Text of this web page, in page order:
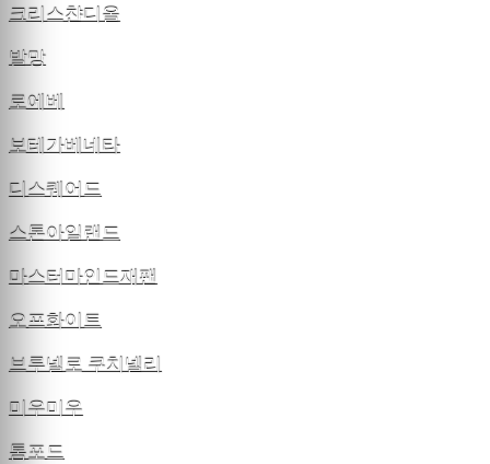
크리스챤디올
발망
로에베
보테가베네타
디스퀘어드
스톤아일랜드
마스터마인드재팬
오프화이트
브루넬로 쿠치넬리
미우미우
톰포드